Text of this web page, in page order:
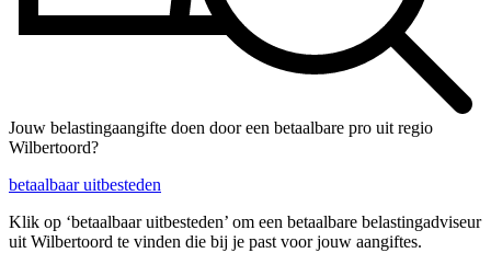
Jouw belastingaangifte doen door een betaalbare pro uit regio
Wilbertoord?
betaalbaar uitbesteden
Klik op ‘betaalbaar uitbesteden’ om een betaalbare belastingadviseur
uit Wilbertoord te vinden die bij je past voor jouw aangiftes.